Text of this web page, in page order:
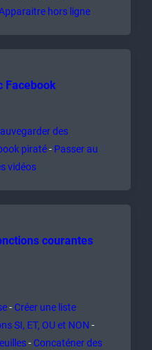
hors ligne
Facebook
des
piraté
Passer au
vidéos
courantes
Créer une liste
SI, ET, OU et NON
Concaténer des